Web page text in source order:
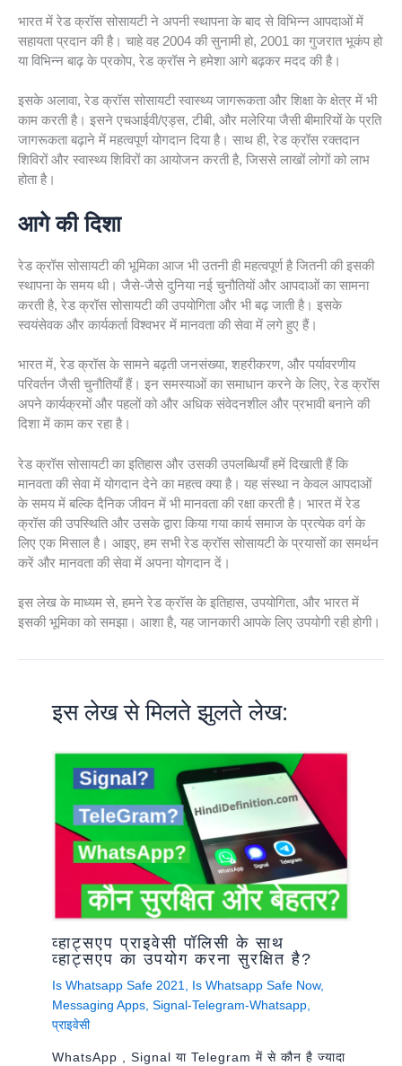
भारत में रेड क्रॉस सोसायटी ने अपनी स्थापना के बाद से विभिन्न आपदाओं में
सहायता प्रदान की है। चाहे वह 2004 की सुनामी हो, 2001 का गुजरात भूकंप हो
या विभिन्न बाढ़ के प्रकोप, रेड क्रॉस ने हमेशा आगे बढ़कर मदद की है।
इसके अलावा, रेड क्रॉस सोसायटी स्वास्थ्य जागरूकता और शिक्षा के क्षेत्र में भी
काम करती है। इसने एचआईवी/एड्स, टीबी, और मलेरिया जैसी बीमारियों के प्रति
जागरूकता बढ़ाने में महत्वपूर्ण योगदान दिया है। साथ ही, रेड क्रॉस रक्तदान
शिविरों और स्वास्थ्य शिविरों का आयोजन करती है, जिससे लाखों लोगों को लाभ
होता है।
आगे की दिशा
रेड क्रॉस सोसायटी की भूमिका आज भी उतनी ही महत्वपूर्ण है जितनी की इसकी
स्थापना के समय थी। जैसे-जैसे दुनिया नई चुनौतियों और आपदाओं का सामना
करती है, रेड क्रॉस सोसायटी की उपयोगिता और भी बढ़ जाती है। इसके
स्वयंसेवक और कार्यकर्ता विश्वभर में मानवता की सेवा में लगे हुए हैं।
भारत में, रेड क्रॉस के सामने बढ़ती जनसंख्या, शहरीकरण, और पर्यावरणीय
परिवर्तन जैसी चुनौतियाँ हैं। इन समस्याओं का समाधान करने के लिए, रेड क्रॉस
अपने कार्यक्रमों और पहलों को और अधिक संवेदनशील और प्रभावी बनाने की
दिशा में काम कर रहा है।
रेड क्रॉस सोसायटी का इतिहास और उसकी उपलब्धियाँ हमें दिखाती हैं कि
मानवता की सेवा में योगदान देने का महत्व क्या है। यह संस्था न केवल आपदाओं
के समय में बल्कि दैनिक जीवन में भी मानवता की रक्षा करती है। भारत में रेड
क्रॉस की उपस्थिति और उसके द्वारा किया गया कार्य समाज के प्रत्येक वर्ग के
लिए एक मिसाल है। आइए, हम सभी रेड क्रॉस सोसायटी के प्रयासों का समर्थन
करें और मानवता की सेवा में अपना योगदान दें।
इस लेख के माध्यम से, हमने रेड क्रॉस के इतिहास, उपयोगिता, और भारत में
इसकी भूमिका को समझा। आशा है, यह जानकारी आपके लिए उपयोगी रही होगी।
इस लेख से मिलते झुलते लेख:
व्हाट्सएप प्राइवेसी पॉलिसी के साथ
व्हाट्सएप का उपयोग करना सुरक्षित है?
Is Whatsapp Safe 2021, Is Whatsapp Safe Now,
Messaging Apps, Signal-Telegram-Whatsapp,
प्राइवेसी
WhatsApp , Signal या Telegram में से कौन है ज्यादा